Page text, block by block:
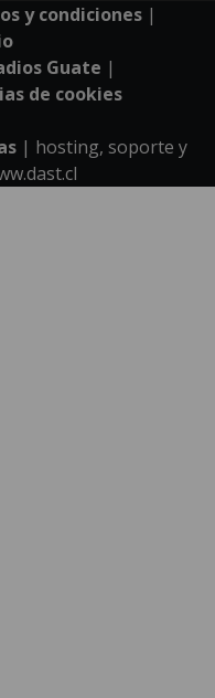
y condiciones|
Guate |
de cookies
| hosting, soporte y